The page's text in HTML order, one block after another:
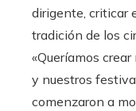
dirigente, criticar
tradición de los
«Queríamos
y nuestros
comenzaron a